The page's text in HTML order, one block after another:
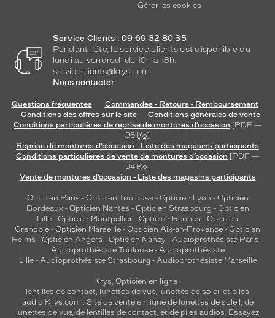
Gérer les cookies
Service Clients : 09 69 32 80 35
Pendant l'été, le service clients est disponible du
lundi au vendredi de 10h à 18h.
serviceclients@krys.com
Nous contacter
Questions fréquentes
Commandes - Retours - Remboursement
Conditions des offres sur le site
Conditions générales de vente
Conditions particulières de reprise de montures d’occasion [PDF —
86 Ko]
Reprise de montures d’occasion - Liste des magasins participants
Conditions particulières de vente de montures d’occasion [PDF —
94 Ko]
Vente de montures d’occasion - Liste des magasins participants
Opticien Paris - Opticien Toulouse- Opticien Lyon - Opticien
Bordeaux- Opticien Nantes - Opticien Strasbourg - Opticien
Lille - Opticien Montpellier - Opticien Rennes - Opticien
Grenoble - Opticien Marseille - Opticien Aix-en-Provence - Opticien
Reims - Opticien Angers - Opticien Nancy - Audioprothésiste Paris -
Audioprothésiste Toulouse- Audioprothésiste
Lille- Audioprothésiste Strasbourg - Audioprothésiste Marseille
Krys, Opticien en ligne :
lentilles de contact lunettes de vue, lunettes de soleil et piles
audio Krys.com : Site de vente en ligne de lunettes de soleil, de
lunettes de vue, de lentilles de contact , et de piles audios. Essayez